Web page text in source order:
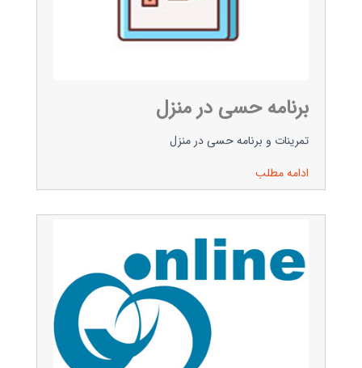
برنامه حسی در منزل
تمرینات و برنامه حسی در منزل
ادامه مطلب